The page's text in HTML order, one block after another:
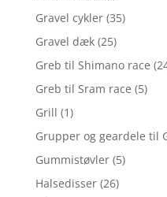
Gravel cykler (35)
Gravel dæk (25)
Greb til Shimano race
Greb til Sram race (5)
Grill (1)
Grupper og geardele til
Gummistøvler (5)
Halsedisser (26)